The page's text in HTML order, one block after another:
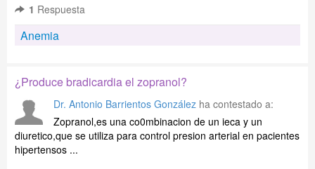
1 Respuesta
Anemia
¿Produce bradicardia el zopranol?
Dr. Antonio Barrientos González ha contestado a:
Zopranol,es una co0mbinacion de un ieca y un
diuretico,que se utiliza para control presion arterial en pacientes
hipertensos ...